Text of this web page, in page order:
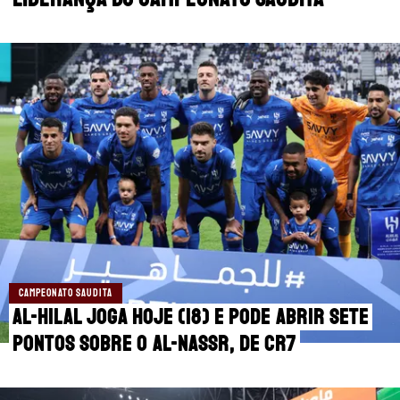
🔥 MELHORES SITES DE APOSTAS
🎁 BÔNUS PARA APOSTAR
SUPERBET: DICAS E OFERTAS
ÚLTIMAS
CASAS DE APOSTAS
CÓDIGOS
APPS
RANKINGS
MANCHESTER CITY
MANCHESTER UNITED
LIVERPOOL
FLAMENGO
CORINTHIANS
PALMEIRAS
PREMIER LEAGUE
FUTEBOL EUROPEU
FUTEBOL BRASILEIRO
CAMPEONATOS
CAMPEONATO SAUDITA
Al-Hilal joga hoje (18) e pode abrir sete
pontos sobre o Al-Nassr, de CR7